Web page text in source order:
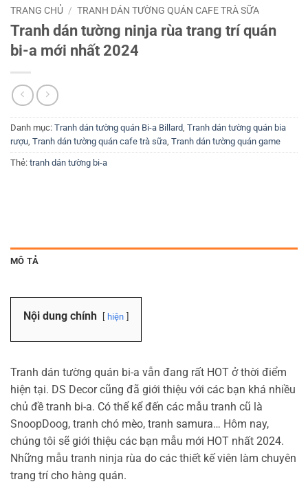
TRANG CHỦ / TRANH DÁN TƯỜNG QUÁN CAFE TRÀ SỮA
Tranh dán tường ninja rùa trang trí quán
bi-a mới nhất 2024
Danh mục: Tranh dán tường quán Bi-a Billard, Tranh dán tường quán bia
rượu, Tranh dán tường quán cafe trà sữa, Tranh dán tường quán game
Thẻ: tranh dán tường bi-a
MÔ TẢ
Nội dung chính hiện
Tranh dán tường quán bi-a vẫn đang rất HOT ở thời điểm
hiện tại. DS Decor cũng đã giới thiệu với các bạn khá nhiều
chủ đề tranh bi-a. Có thể kể đến các mẫu tranh cũ là
SnoopDoog, tranh chó mèo, tranh samura… Hôm nay,
chúng tôi sẽ giới thiệu các bạn mẫu mới HOT nhất 2024.
Những mẫu tranh ninja rùa do các thiết kế viên làm chuyên
trang trí cho hàng quán.